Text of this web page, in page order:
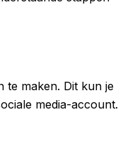
te maken. Dit kun je
media-account.